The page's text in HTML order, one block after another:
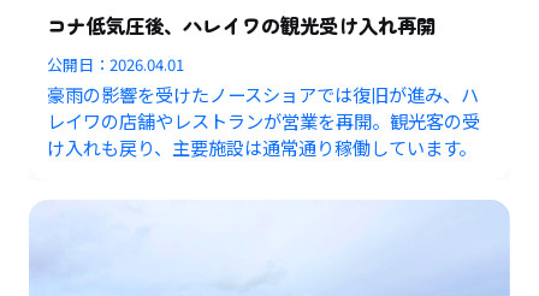
コナ低気圧後、ハレイワの観光受け入れ再開
公開日：2026.04.01
豪雨の影響を受けたノースショアでは復旧が進み、ハ
レイワの店舗やレストランが営業を再開。観光客の受
け入れも戻り、主要施設は通常通り稼働しています。